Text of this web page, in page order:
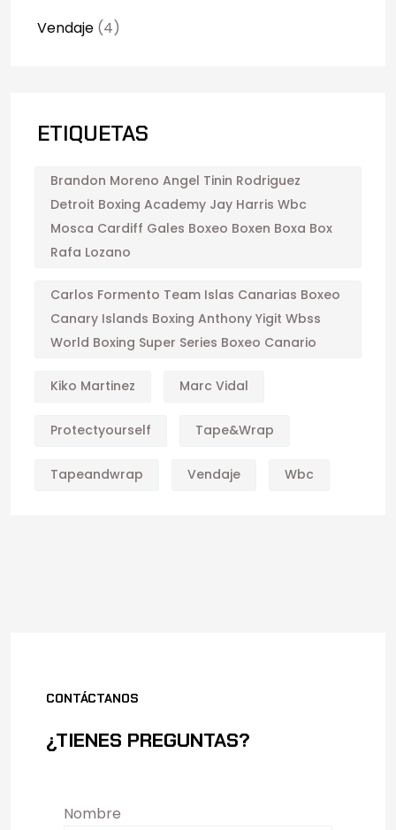
Vendaje (4)
ETIQUETAS
Brandon Moreno Angel Tinin Rodriguez
Detroit Boxing Academy Jay Harris Wbc
Mosca Cardiff Gales Boxeo Boxen Boxa Box
Rafa Lozano
Carlos Formento Team Islas Canarias Boxeo
Canary Islands Boxing Anthony Yigit Wbss
World Boxing Super Series Boxeo Canario
Kiko Martinez Marc Vidal
Protectyourself Tape&wrap
Tapeandwrap Vendaje Wbc
CONTÁCTANOS
¿TIENES PREGUNTAS?
Nombre